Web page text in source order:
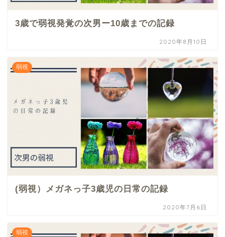
3歳で弱視発覚の次男ー10歳までの記録
2020年8月10日
弱視
(弱視）メガネっ子3歳児の日常の記録
2020年7月6日
弱視